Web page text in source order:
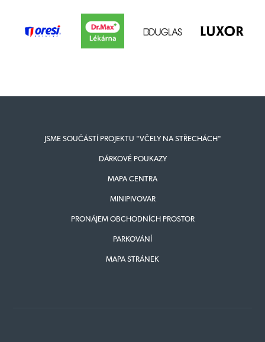
JSME SOUČÁSTÍ PROJEKTU "VČELY NA STŘECHÁCH"
DÁRKOVÉ POUKAZY
MAPA CENTRA
MINIPIVOVAR
PRONÁJEM OBCHODNÍCH PROSTOR
PARKOVÁNÍ
MAPA STRÁNEK